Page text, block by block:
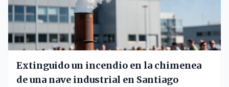
Extinguido un incendio en la chimenea
de una nave industrial en Santiago